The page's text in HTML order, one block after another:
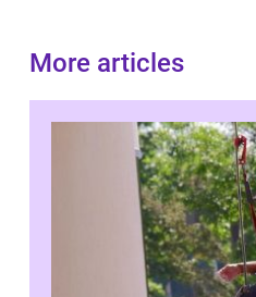
More articles